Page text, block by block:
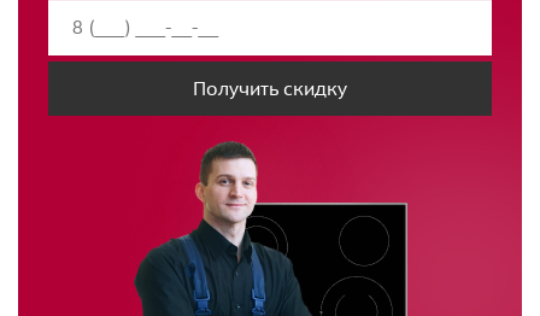
Получить скидку